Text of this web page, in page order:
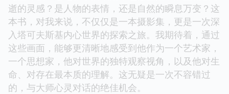
逝的灵感？是人物的表情，还是自然的瞬息万变？这
本书，对我来说，不仅仅是一本摄影集，更是一次深
入塔可夫斯基内心世界的探索之旅。我期待着，通过
这些画面，能够更清晰地感受到他作为一个艺术家，
一个思想家，他对世界的独特观察视角，以及他对生
命、对存在最本质的理解。这无疑是一次不容错过
的，与大师心灵对话的绝佳机会。